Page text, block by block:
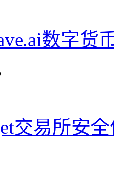
数字货
交易所安